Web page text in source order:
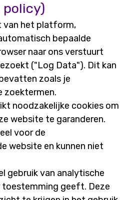
van het platform,
bepaalde
naar ons verstuurt
("Log Data"). Dit kan
zoals je
zoektermen.
noodzakelijke cookies om
website te garanderen.
voor de
website en kunnen niet
gebruik van analytische
toestemming geeft. Deze